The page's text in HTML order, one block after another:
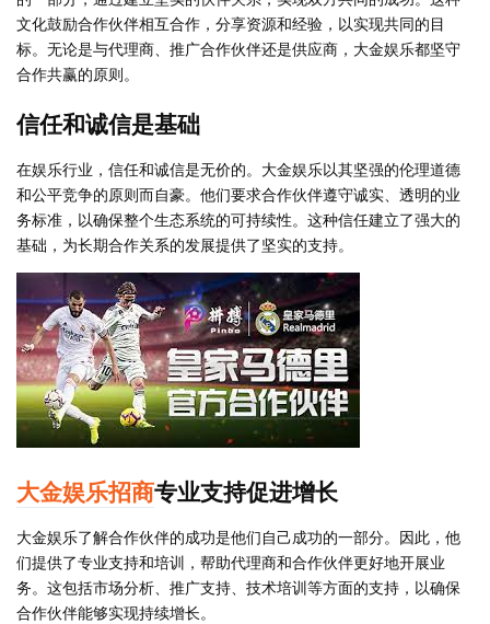
文化鼓励合作伙伴相互合作，分享资源和经验，以实现共同的目
标。无论是与代理商、推广合作伙伴还是供应商，大金娱乐都坚守
合作共赢的原则。
信任和诚信是基础
在娱乐行业，信任和诚信是无价的。大金娱乐以其坚强的伦理道德
和公平竞争的原则而自豪。他们要求合作伙伴遵守诚实、透明的业
务标准，以确保整个生态系统的可持续性。这种信任建立了强大的
基础，为长期合作关系的发展提供了坚实的支持。
大金娱乐招商专业支持促进增长
大金娱乐了解合作伙伴的成功是他们自己成功的一部分。因此，他
们提供了专业支持和培训，帮助代理商和合作伙伴更好地开展业
务。这包括市场分析、推广支持、技术培训等方面的支持，以确保
合作伙伴能够实现持续增长。